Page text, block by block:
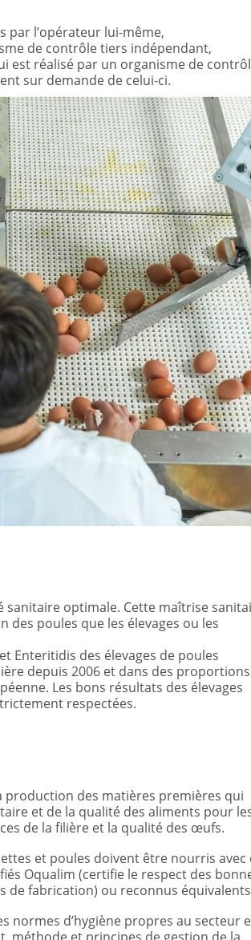
par l’opérateur lui-même,
de contrôle tiers indépendant,
est réalisé par un organisme de
sur demande de celui-ci.
sanitaire optimale. Cette maîtrise
des poules que les élevages ou les
Enteritidis des élevages de poules
depuis 2006 et dans des proportions
Les bons résultats des élevages
respectées.
production des matières premières qui
et de la qualité des aliments pour
de la filière et la qualité des œufs.
et poules doivent être nourris avec
Oqualim (certifie le respect des
de fabrication) ou reconnus
normes d’hygiène propres au secteur